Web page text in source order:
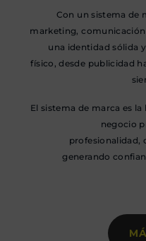
Con un sistema de
marketing,
una identidad sólida
físico, desde publicidad
El sistema de marca es
negocio
profesionalidad,
generando